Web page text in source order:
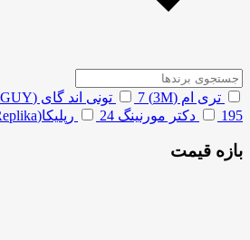
تری ام (3M) 7 تونی اند گای (TONY&GUY)
195
دکتر مورنینگ 24 رپلیکا(Replika)
بازه قیمت